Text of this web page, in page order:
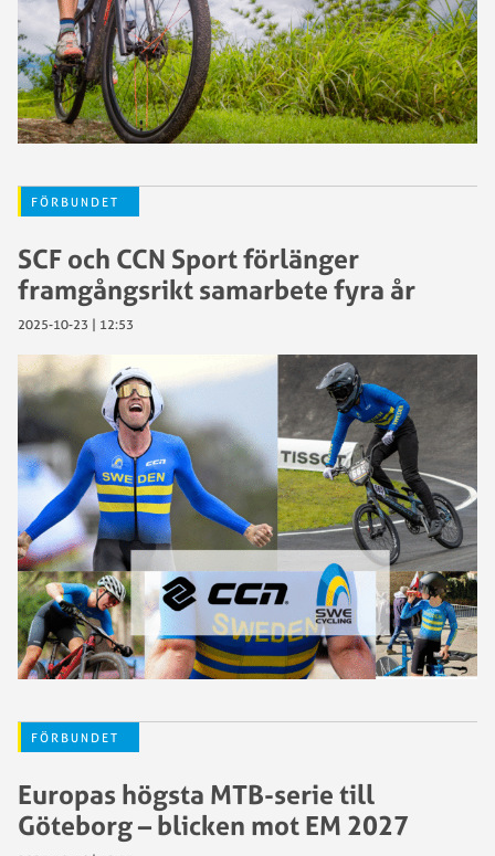
FÖRBUNDET
SCF och CCN Sport förlänger
framgångsrikt samarbete fyra år
2025-10-23 | 12:53
FÖRBUNDET
Europas högsta MTB-serie till
Göteborg – blicken mot EM 2027